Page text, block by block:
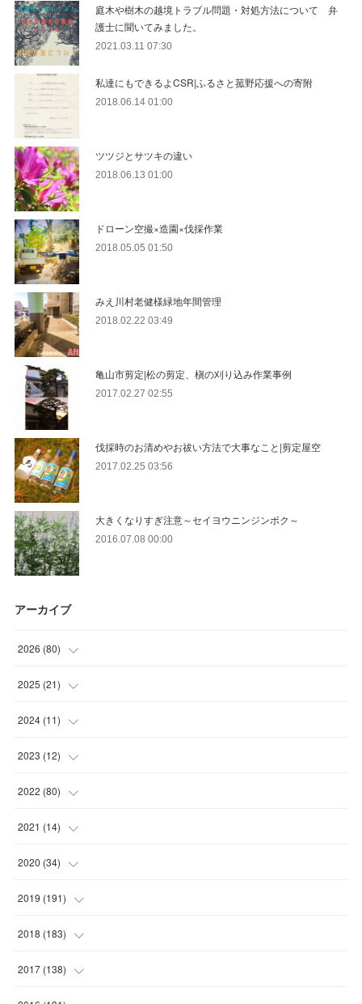
庭木や樹木の越境トラブル問題・対処方法について 弁
護士に聞いてみました。
2021.03.11 07:30
私達にもできるよCSR|ふるさと菰野応援への寄附
2018.06.14 01:00
ツツジとサツキの違い
2018.06.13 01:00
ドローン空撮×造園×伐採作業
2018.05.05 01:50
みえ川村老健様緑地年間管理
2018.02.22 03:49
亀山市剪定|松の剪定、槇の刈り込み作業事例
2017.02.27 02:55
伐採時のお清めやお祓い方法で大事なこと|剪定屋空
2017.02.25 03:56
大きくなりすぎ注意～セイヨウニンジンボク～
2016.07.08 00:00
アーカイブ
2026 (80)
(11 )
(30 )
(23
(10
2025 (21)
(2
(9
(7
(3
2024 (11)
(1
(5
(5
2023 (12)
(5
(7
2022 (80)
(17 )
(8
(7)
(14
2021 (14)
(1
(6)
(2)
(5)
2020 (34)
(1)
(3)
(4)
(6)
2019 (191)
(4)
(9)
(15
2018 (183)
(11
2017 (138)